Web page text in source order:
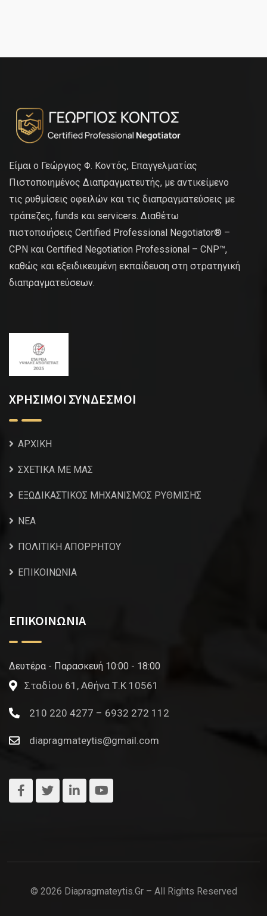
Είμαι ο Γεώργιος Φ. Κοντός, Επαγγελματίας
Πιστοποιημένος Διαπραγματευτής, με αντικείμενο
τις ρυθμίσεις οφειλών και τις διαπραγματεύσεις με
τράπεζες, funds και servicers. Διαθέτω
πιστοποιήσεις Certified Professional Negotiator® –
CPN και Certified Negotiation Professional – CNP™,
καθώς και εξειδικευμένη εκπαίδευση στη στρατηγική
διαπραγματεύσεων.
ΧΡΗΣΙΜΟΙ ΣΥΝΔΕΣΜΟΙ
ΑΡΧΙΚΗ
ΣΧΕΤΙΚΑ ΜΕ ΜΑΣ
ΕΞΩΔΙΚΑΣΤΙΚΟΣ ΜΗΧΑΝΙΣΜΟΣ ΡΥΘΜΙΣΗΣ
NEA
ΠΟΛΙΤΙΚΗ ΑΠΟΡΡΗΤΟΥ
ΕΠΙΚΟΙΝΩΝΙΑ
ΕΠΙΚΟΙΝΩΝΙΑ
Δευτέρα - Παρασκευή 10:00 - 18:00
Σταδίου 61, Αθήνα Τ.Κ 10561
210 220 4277 – 6932 272 112
diapragmateytis@gmail.com
© 2026 Diapragmateytis.gr – All Rights Reserved